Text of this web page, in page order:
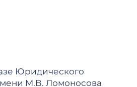
Юридического
М.В. Ломоносова